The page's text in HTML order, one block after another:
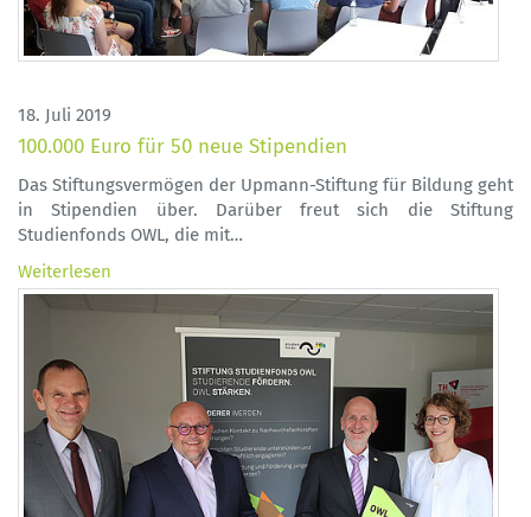
18. Juli 2019
100.000 Euro für 50 neue Stipendien
Das Stiftungsvermögen der Upmann-Stiftung für Bildung geht
in Stipendien über. Darüber freut sich die Stiftung
Studienfonds OWL, die mit…
Weiterlesen